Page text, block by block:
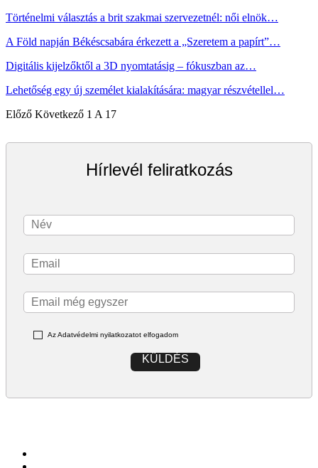
Történelmi választás a brit szakmai szervezetnél: női elnök…
A Föld napján Békéscsabára érkezett a „Szeretem a papírt”…
Digitális kijelzőktől a 3D nyomtatásig – fókuszban az…
Lehetőség egy új személet kialakítására: magyar részvétellel…
Előző Következő 1 A 17
Hírlevél feliratkozás
Az Adatvédelmi nyilatkozatot elfogadom
KÜLDÉS